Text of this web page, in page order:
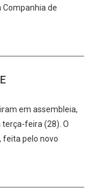
Companhia de
em assembleia,
feira (28). O
feita pelo novo